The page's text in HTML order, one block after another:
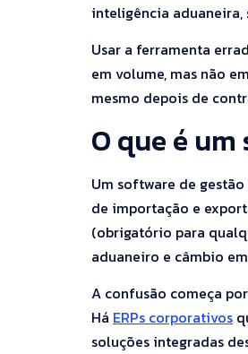
inteligência aduaneira,
Usar a ferramenta
em volume, mas não
mesmo depois de
O que é
Um software de
de importação e
(obrigatório para
aduaneiro e câmbio
A confusão começa
Há ERPs corporativos
soluções integradas